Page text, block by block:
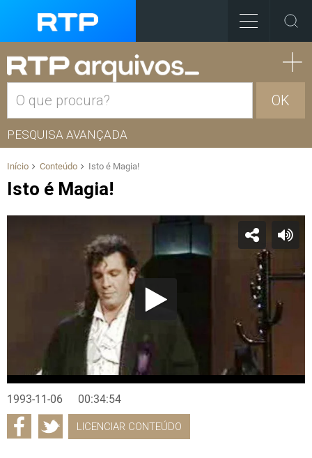
OK
PESQUISA AVANÇADA
Início Conteúdo Isto é Magia!
Isto é Magia!
1993-11-06 00:34:54
LICENCIAR CONTEÚDO